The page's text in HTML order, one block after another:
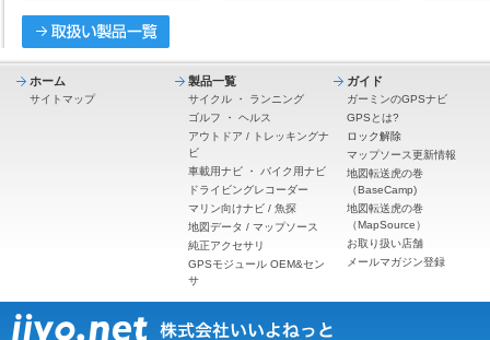
ホーム
サイトマップ
製品一覧
サイクル ・ ランニング
ゴルフ ・ ヘルス
アウトドア / トレッキングナ
ビ
車載用ナビ ・ バイク用ナビ
ドライビングレコーダー
マリン向けナビ / 魚探
地図データ / マップソース
純正アクセサリ
GPSモジュール OEM&セン
サ
ガイド
ガーミンのGPSナビ
GPSとは?
ロック解除
マップソース更新情報
地図転送虎の巻
（BaseCamp)
地図転送虎の巻
（MapSource）
お取り扱い店舗
メールマガジン登録